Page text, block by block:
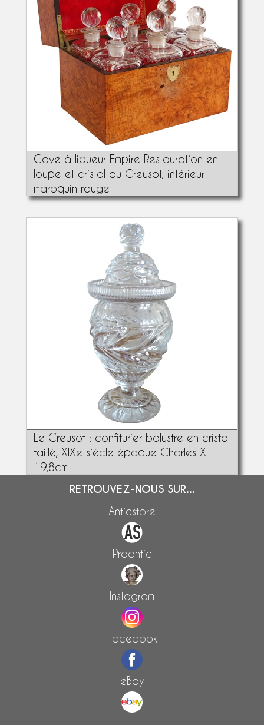
Cave à liqueur Empire Restauration en
loupe et cristal du Creusot, intérieur
maroquin rouge
Le Creusot : confiturier balustre en cristal
taillé, XIXe siècle époque Charles X -
19,8cm
RETROUVEZ-NOUS SUR...
Anticstore
Proantic
Instagram
Facebook
eBay